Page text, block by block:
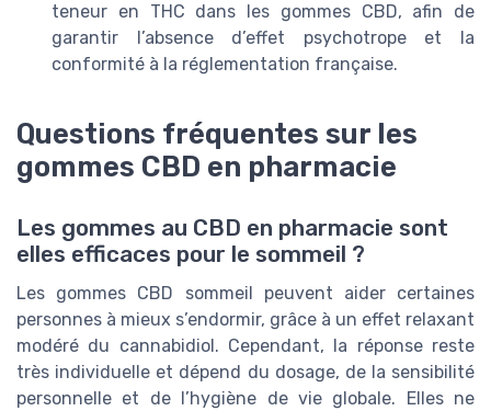
teneur en THC dans les gommes CBD, afin de
garantir l’absence d’effet psychotrope et la
conformité à la réglementation française.
Questions fréquentes sur les
gommes CBD en pharmacie
Les gommes au CBD en pharmacie sont
elles efficaces pour le sommeil ?
Les gommes CBD sommeil peuvent aider certaines
personnes à mieux s’endormir, grâce à un effet relaxant
modéré du cannabidiol. Cependant, la réponse reste
très individuelle et dépend du dosage, de la sensibilité
personnelle et de l’hygiène de vie globale. Elles ne